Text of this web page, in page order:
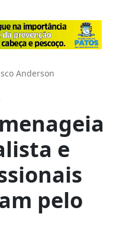
Anderson
e
pelo